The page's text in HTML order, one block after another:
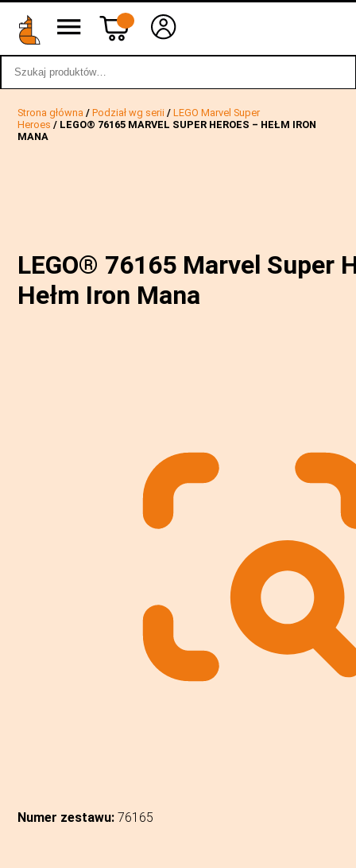
wstecz
Strona główna /Podział wg serii /LEGO Marvel Super
Heroes / LEGO® 76165 MARVEL SUPER HEROES – HEŁM IRON
MANA
LEGO® 76165 Marvel Super
Hełm Iron Mana
Numer zestawu: 76165